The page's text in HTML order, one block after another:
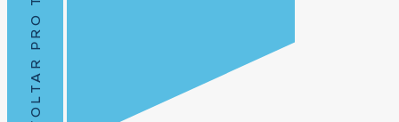
VOLTAR PRO TOPO